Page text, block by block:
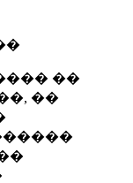
��
��